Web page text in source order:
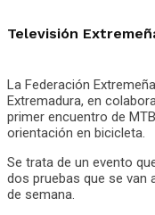
Televisión
La Federación
Extremadura, en
primer encuentro de
orientación en bicicleta.
Se trata de un evento
dos pruebas que se van
de semana.